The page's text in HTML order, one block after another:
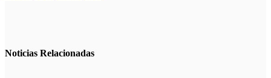
Noticias Relacionadas